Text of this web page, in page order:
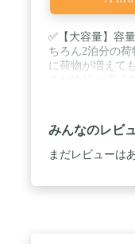
✅【大容量】容
ちろん2泊分の
に荷物が増えて
とができる！ /
バーループが付
た時にもしっか
る時もスーツケ
✅【撥水加工】
みんなのレビ
まだレビューは